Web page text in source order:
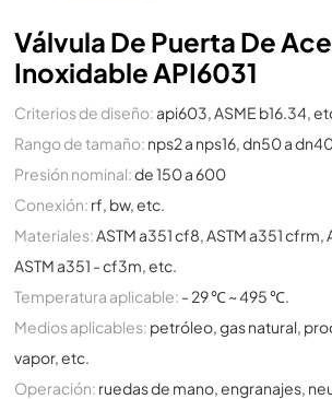
Válvula De Puerta De
Inoxidable API6031
Criterios de diseño: api603, ASME b16.34,
Rango de tamaño: nps2 a nps16, dn50 a
Presión nominal:de 150 a 600
Conexión: rf, bw, etc.
Materiales: ASTM a351 cf8, ASTM a351 cfrm,
ASTM a351 - cf3m, etc.
Temperatura aplicable: - 29 ℃ ~ 495 ℃.
Medios aplicables: petróleo, gas natural,
vapor, etc.
Operación: ruedas de mano, engranajes,